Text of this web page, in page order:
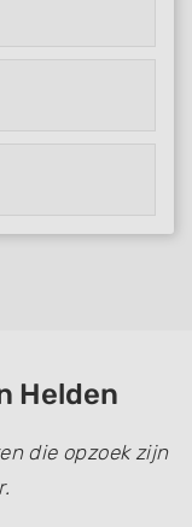
Helden
die opzoek zijn